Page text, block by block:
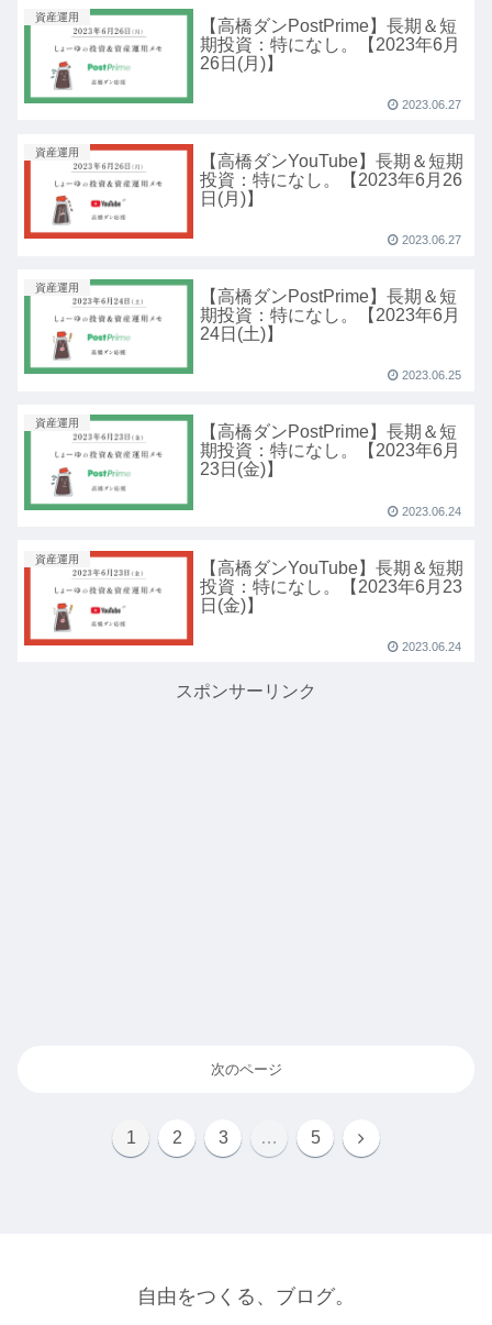
資産運用
【高橋ダンPostPrime】長期＆短
期投資：特になし。【2023年6月
26日(月)】
2023.06.27
資産運用
【高橋ダンYouTube】長期＆短期
投資：特になし。【2023年6月26
日(月)】
2023.06.27
資産運用
【高橋ダンPostPrime】長期＆短
期投資：特になし。【2023年6月
24日(土)】
2023.06.25
資産運用
【高橋ダンPostPrime】長期＆短
期投資：特になし。【2023年6月
23日(金)】
2023.06.24
資産運用
【高橋ダンYouTube】長期＆短期
投資：特になし。【2023年6月23
日(金)】
2023.06.24
スポンサーリンク
次のページ
1 2 3 … 5
自由をつくる、ブログ。